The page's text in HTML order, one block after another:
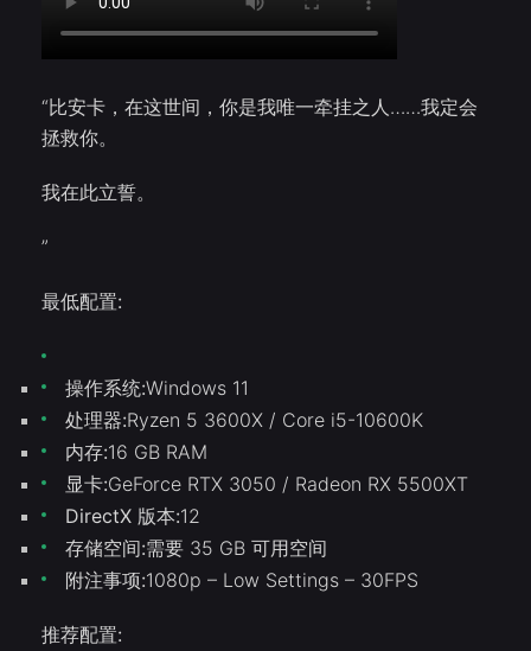
“比安卡，在这世间，你是我唯一牵挂之人……我定会
拯救你。
我在此立誓。
”
最低配置:
操作系统:Windows 11
处理器:Ryzen 5 3600X / Core i5-10600K
内存:16 GB RAM
显卡:GeForce RTX 3050 / Radeon RX 5500XT
DirectX 版本:12
存储空间:需要 35 GB 可用空间
附注事项:1080p – Low Settings – 30FPS
推荐配置: